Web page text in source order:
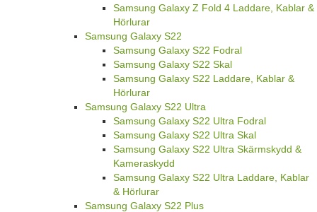
Samsung Galaxy Z Fold 4 Laddare, Kablar &
Hörlurar
Samsung Galaxy S22
Samsung Galaxy S22 Fodral
Samsung Galaxy S22 Skal
Samsung Galaxy S22 Laddare, Kablar &
Hörlurar
Samsung Galaxy S22 Ultra
Samsung Galaxy S22 Ultra Fodral
Samsung Galaxy S22 Ultra Skal
Samsung Galaxy S22 Ultra Skärmskydd &
Kameraskydd
Samsung Galaxy S22 Ultra Laddare, Kablar
& Hörlurar
Samsung Galaxy S22 Plus